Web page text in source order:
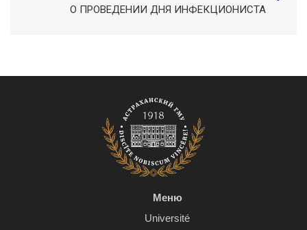
О ПРОВЕДЕНИИ ДНЯ ИНФЕКЦИОНИСТА
Меню
Université